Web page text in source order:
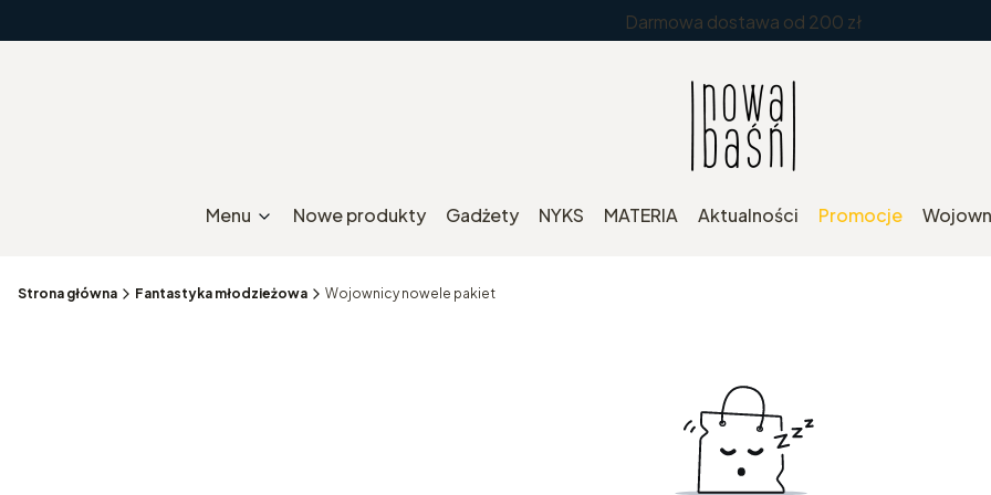
Darmowa dostawa od 200 zł
Menu Nowe produkty Gadżety NYKS MATERIA Aktualności Promocje
Strona główna Fantastyka młodzieżowa Wojownicy nowele pakiet